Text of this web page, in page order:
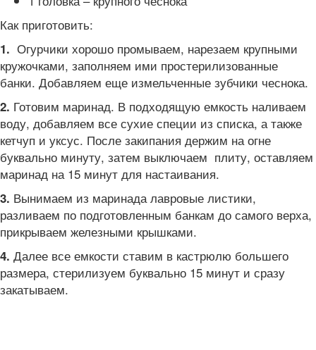
Как приготовить:
1. Огурчики хорошо промываем, нарезаем крупными
кружочками, заполняем ими простерилизованные
банки. Добавляем еще измельченные зубчики чеснока.
2. Готовим маринад. В подходящую емкость наливаем
воду, добавляем все сухие специи из списка, а также
кетчуп и уксус. После закипания держим на огне
буквально минуту, затем выключаем плиту, оставляем
маринад на 15 минут для настаивания.
3. Вынимаем из маринада лавровые листики,
разливаем по подготовленным банкам до самого верха,
прикрываем железными крышками.
4. Далее все емкости ставим в кастрюлю большего
размера, стерилизуем буквально 15 минут и сразу
закатываем.